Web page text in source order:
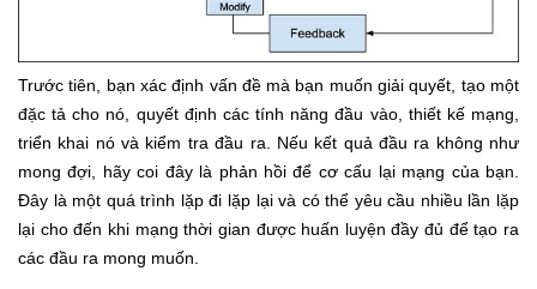
Trước tiên, bạn xác định vấn đề mà bạn muốn giải quyết, tạo một
đặc tả cho nó, quyết định các tính năng đầu vào, thiết kế mạng,
triển khai nó và kiểm tra đầu ra. Nếu kết quả đầu ra không như
mong đợi, hãy coi đây là phản hồi để cơ cấu lại mạng của bạn.
Đây là một quá trình lặp đi lặp lại và có thể yêu cầu nhiều lần lặp
lại cho đến khi mạng thời gian được huấn luyện đầy đủ để tạo ra
các đầu ra mong muốn.